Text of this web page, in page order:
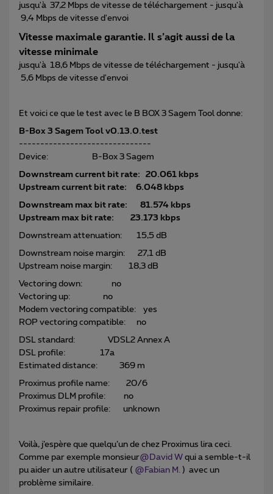
jusqu'à 37,2 Mbps de vitesse de téléchargement - jusqu'à
9,4 Mbps de vitesse d'envoi
Vitesse maximale garantie. Il s’agit aussi de la
vitesse minimale
jusqu'à 18,6 Mbps de vitesse de téléchargement - jusqu'à
5,6 Mbps de vitesse d'envoi
Et voici ce que le test avec le B BOX 3 Sagem Tool donne:
B-Box 3 Sagem Tool v0.13.0.test
-------------------------------
Device: B-Box 3 Sagem
Downstream current bit rate: 20.061 kbps
Upstream current bit rate: 6.048 kbps
Downstream max bit rate: 81.574 kbps
Upstream max bit rate: 23.173 kbps
Downstream attenuation: 15,5 dB
Downstream noise margin: 27,1 dB
Upstream noise margin: 18,3 dB
Vectoring down: no
Vectoring up: no
Modem vectoring compatible: yes
ROP vectoring compatible: no
DSL standard: VDSL2 Annex A
DSL profile: 17a
Estimated distance: 369 m
Proximus profile name: 20/6
Proximus DLM profile: no
Proximus repair profile: unknown
Voilà, j’espère que quelqu’un de chez Proximus lira ceci.
Comme par exemple monsieur@David W qui a semble-t-il
pu aider un autre utilisateur ( @Fabian M.
) avec un
problème similaire.